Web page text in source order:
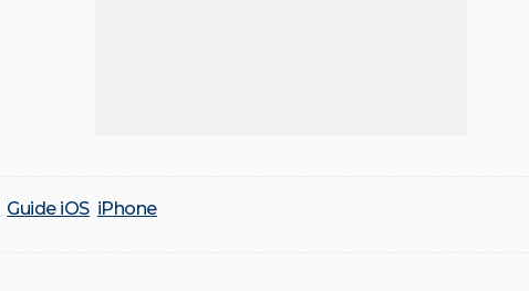
Guide iOS iPhone